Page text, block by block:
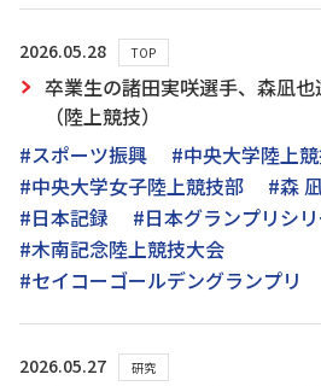
2026.05.28 TOP
卒業生の諸田実咲選手、森凪
（陸上競技）
#スポーツ振興
#中央大学陸上
#中央大学女子陸上競技部
#森
#日本記録
#日本グランプリシ
#木南記念陸上競技大会
#セイコーゴールデングランプリ
2026.05.27 研究